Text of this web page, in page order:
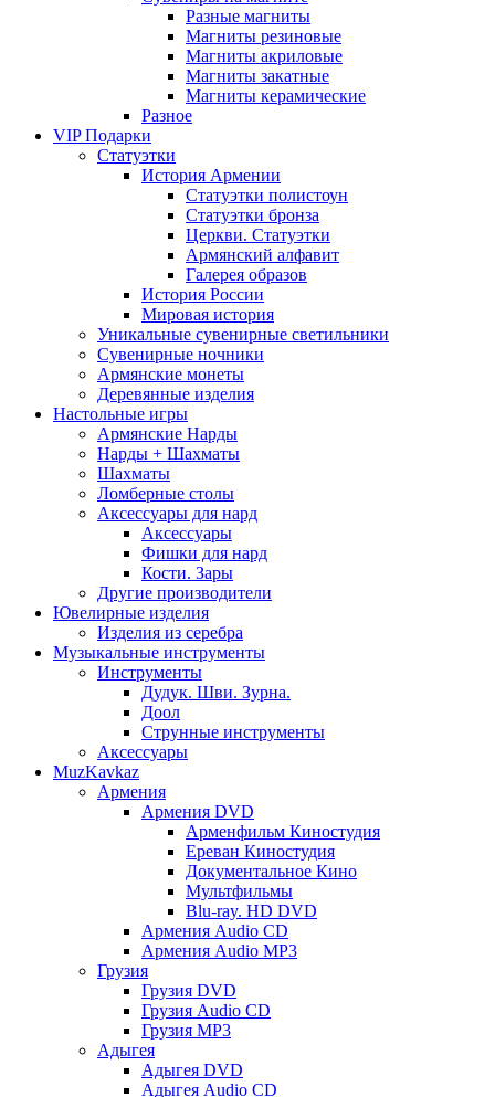
Разные магниты
Магниты резиновые
Магниты акриловые
Магниты закатные
Магниты керамические
Разное
VIP Подарки
Статуэтки
История Армении
Статуэтки полистоун
Статуэтки бронза
Церкви. Статуэтки
Армянский алфавит
Галерея образов
История России
Мировая история
Уникальные сувенирные светильники
Сувенирные ночники
Армянские монеты
Деревянные изделия
Настольные игры
Армянские Нарды
Нарды + Шахматы
Шахматы
Ломберные столы
Аксессуары для нард
Аксессуары
Фишки для нард
Кости. Зары
Другие производители
Ювелирные изделия
Изделия из серебра
Музыкальные инструменты
Инструменты
Дудук. Шви. Зурна.
Доол
Струнные инструменты
Аксессуары
MuzKavkaz
Армения
Армения DVD
Арменфильм Киностудия
Ереван Киностудия
Документальное Кино
Мультфильмы
Blu-ray. HD DVD
Армения Audio CD
Армения Audio MP3
Грузия
Грузия DVD
Грузия Audio CD
Грузия MP3
Адыгея
Адыгея DVD
Адыгея Audio CD